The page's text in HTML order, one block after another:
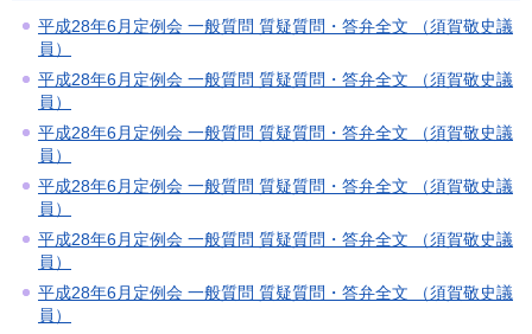
平成28年6月定例会 一般質問 質疑質問・答弁全文 （須賀敬史議
員）
平成28年6月定例会 一般質問 質疑質問・答弁全文 （須賀敬史議
員）
平成28年6月定例会 一般質問 質疑質問・答弁全文 （須賀敬史議
員）
平成28年6月定例会 一般質問 質疑質問・答弁全文 （須賀敬史議
員）
平成28年6月定例会 一般質問 質疑質問・答弁全文 （須賀敬史議
員）
平成28年6月定例会 一般質問 質疑質問・答弁全文 （須賀敬史議
員）